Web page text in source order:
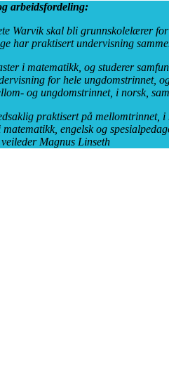
arbeidsfordeling:
Warvik skal bli grunnskolelærer
har praktisert undervisning
i matematikk, og studerer
for hele ungdomstrinnet,
og ungdomstrinnet, i norsk,
praktisert på mellomtrinnet,
engelsk og
Magnus Linseth